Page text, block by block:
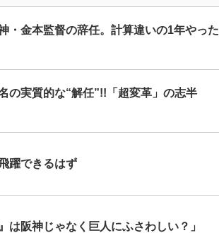
・金本監督の辞任。計算違いの1年やった
の実質的な“解任”!!「超変革」の志半
躍できるはず
は阪神じゃなく巨人にふさわしい？」